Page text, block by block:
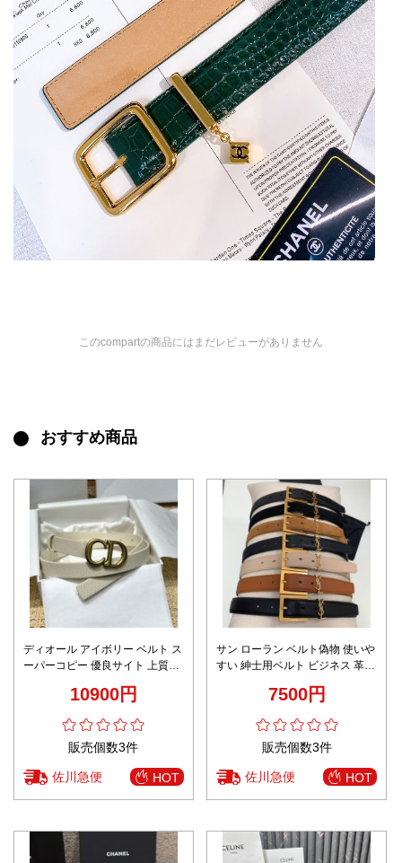
このcompartの商品にはまだレビューがありません
おすすめ商品
ディオール アイボリー ベルト ス
ーパーコピー 優良サイト 上質レ
定入荷 人気モデル
10900円
販売個数3件
佐川急便 HOT
サン ローラン ベルト偽物 使いや
すい 紳士用ベルト ビジネス 革ベ
7500円
販売個数3件
佐川急便 HOT